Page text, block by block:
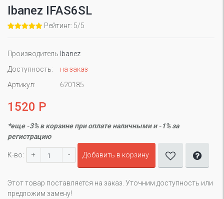
Ibanez IFAS6SL
Рейтинг: 5/5
Производитель Ibanez
Доступность:
на заказ
Артикул:
620185
1520 Р
*еще -3% в корзине при оплате наличными и -1% за
регистрацию
К-во: + - Добавить в корзину
Этот товар поставляется на заказ. Уточним доступность или
предложим замену!